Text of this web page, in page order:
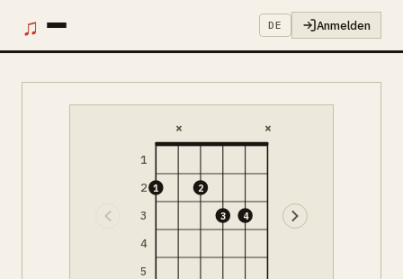
♫ DE Anmelden
1
2
3
4
5
× ×
1 2
3 4